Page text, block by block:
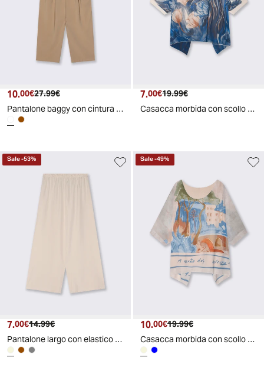
Prezzo attuale
10.00€ Prezzo originale
27.99€
Pantalone baggy con cintura - Cammello
Prezzo attuale
7.00€ Prezzo originale
19.99€
Casacca morbida con scollo rotondo - Blu
Sale-53%
Prezzo attuale
7.00€ Prezzo originale
14.99€
Pantalone largo con elastico in vita - Beige
Sale-49%
Prezzo attuale
10.00€ Prezzo originale
19.99€
Casacca morbida con scollo rotondo - Beige